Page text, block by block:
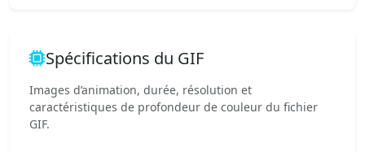
Spécifications du GIF
Images d’animation, durée, résolution et
caractéristiques de profondeur de couleur du fichier
GIF.